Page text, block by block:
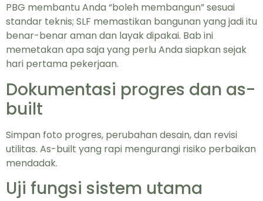
PBG membantu Anda “boleh membangun” sesuai
standar teknis; SLF memastikan bangunan yang jadi itu
benar-benar aman dan layak dipakai. Bab ini
memetakan apa saja yang perlu Anda siapkan sejak
hari pertama pekerjaan.
Dokumentasi progres dan as-
built
Simpan foto progres, perubahan desain, dan revisi
utilitas. As-built yang rapi mengurangi risiko perbaikan
mendadak.
Uji fungsi sistem utama